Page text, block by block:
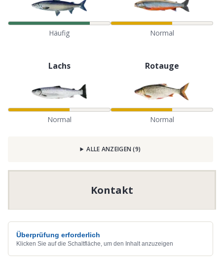
Häufig Normal
Lachs
Normal
Rotauge
Normal
ALLE ANZEIGEN(9)
Kontakt
Überprüfung erforderlich
Klicken Sie auf die Schaltfläche, um den Inhalt anzuzeigen